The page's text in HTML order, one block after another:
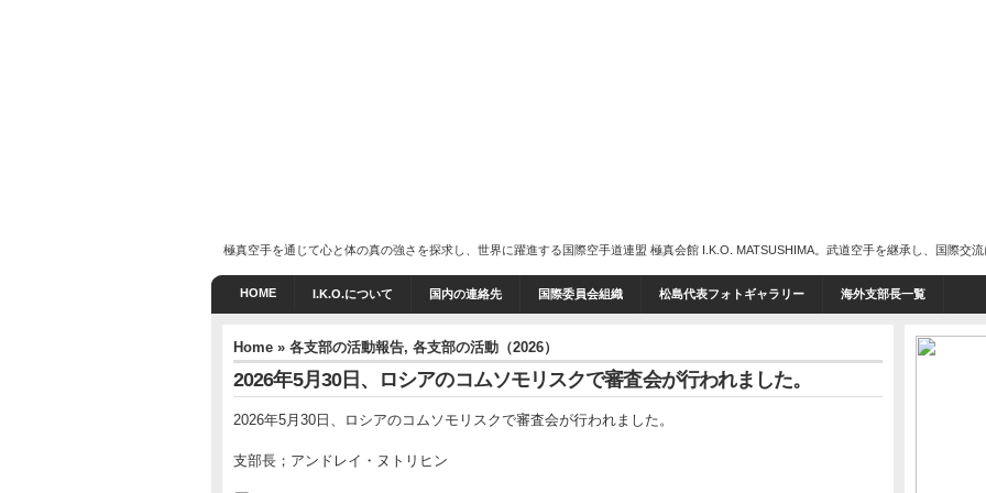
極真空手を通じて心と体の真の強さを探求し、世界に躍進する国際空手道連盟 極真会館 I.K.O. MATSUSHIMA。武道空手を継承し、国際交流
HOME I.K.O.について 国内の連絡先 国際委員会組織 松島代表フォトギャラリー 海外支部長一覧
Home » 各支部の活動報告, 各支部の活動（2026）
2026年5月30日、ロシアのコムソモリスクで審査会が行われました。
2026年5月30日、ロシアのコムソモリスクで審査会が行われました。
支部長；アンドレイ・ヌトリヒン